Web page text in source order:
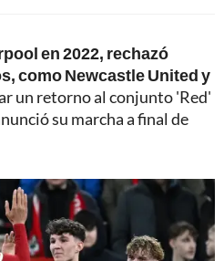
en 2022, rechazó
como Newcastle United y
un retorno al conjunto 'Red'
su marcha a final de